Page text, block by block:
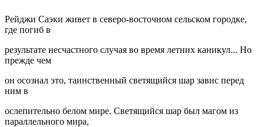
Рейджи Саэки живет в северо-восточном сельском городке,
где погиб в
результате несчастного случая во время летних каникул... Но
прежде чем
он осознал это, таинственный светящийся шар завис перед
ним в
ослепительно белом мире. Светящийся шар был магом из
параллельного мира,